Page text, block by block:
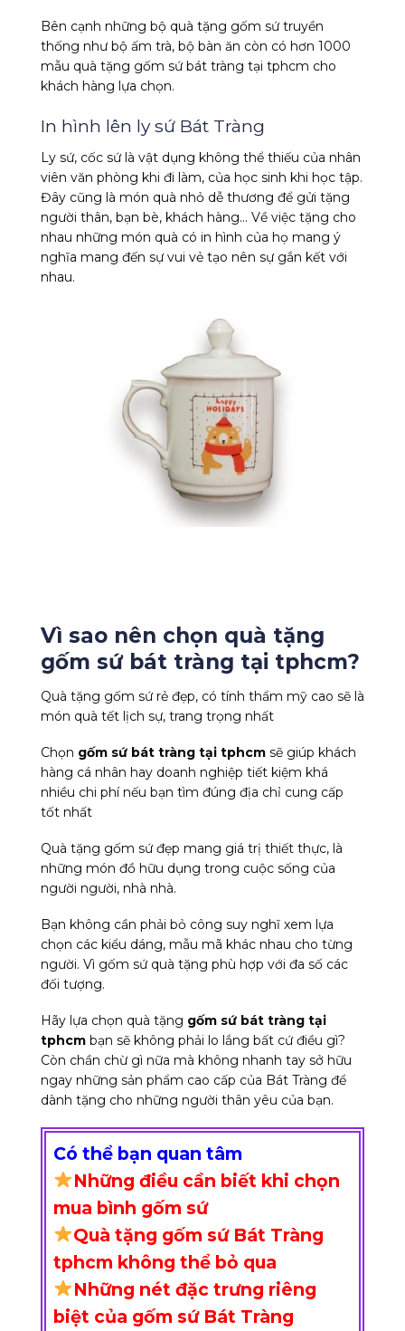
Bên cạnh những bộ quà tặng gốm sứ truyền
thống như bộ ấm trà, bộ bàn ăn còn có hơn 1000
mẫu quà tặng gốm sứ bát tràng tại tphcm cho
khách hàng lựa chọn.
In hình lên ly sứ Bát Tràng
Ly sứ, cốc sứ là vật dụng không thể thiếu của nhân
viên văn phòng khi đi làm, của học sinh khi học tập.
Đây cũng là món quà nhỏ dễ thương để gửi tặng
người thân, bạn bè, khách hàng… Về việc tặng cho
nhau những món quà có in hình của họ mang ý
nghĩa mang đến sự vui vẻ tạo nên sự gắn kết với
nhau.
Vì sao nên chọn quà tặng
gốm sứ bát tràng tại tphcm?
Quà tặng gốm sứ rẻ đẹp, có tính thẩm mỹ cao sẽ là
món quà tết lịch sự, trang trọng nhất
Chọn gốm sứ bát tràng tại tphcm sẽ giúp khách
hàng cá nhân hay doanh nghiệp tiết kiệm khá
nhiều chi phí nếu bạn tìm đúng địa chỉ cung cấp
tốt nhất
Quà tặng gốm sứ đẹp mang giá trị thiết thực, là
những món đồ hữu dụng trong cuộc sống của
người người, nhà nhà.
Bạn không cần phải bỏ công suy nghĩ xem lựa
chọn các kiểu dáng, mẫu mã khác nhau cho từng
người. Vì gốm sứ quà tặng phù hợp với đa số các
đối tượng.
Hãy lựa chọn quà tặng gốm sứ bát tràng tại
tphcm bạn sẽ không phải lo lắng bất cứ điều gì?
Còn chần chừ gì nữa mà không nhanh tay sở hữu
ngay những sản phẩm cao cấp của Bát Tràng để
dành tặng cho những người thân yêu của bạn.
Có thể bạn quan tâm
Những điều cần biết khi chọn
mua bình gốm sứ
Quà tặng gốm sứ Bát Tràng
tphcm không thể bỏ qua
Những nét đặc trưng riêng
biệt của gốm sứ Bát Tràng